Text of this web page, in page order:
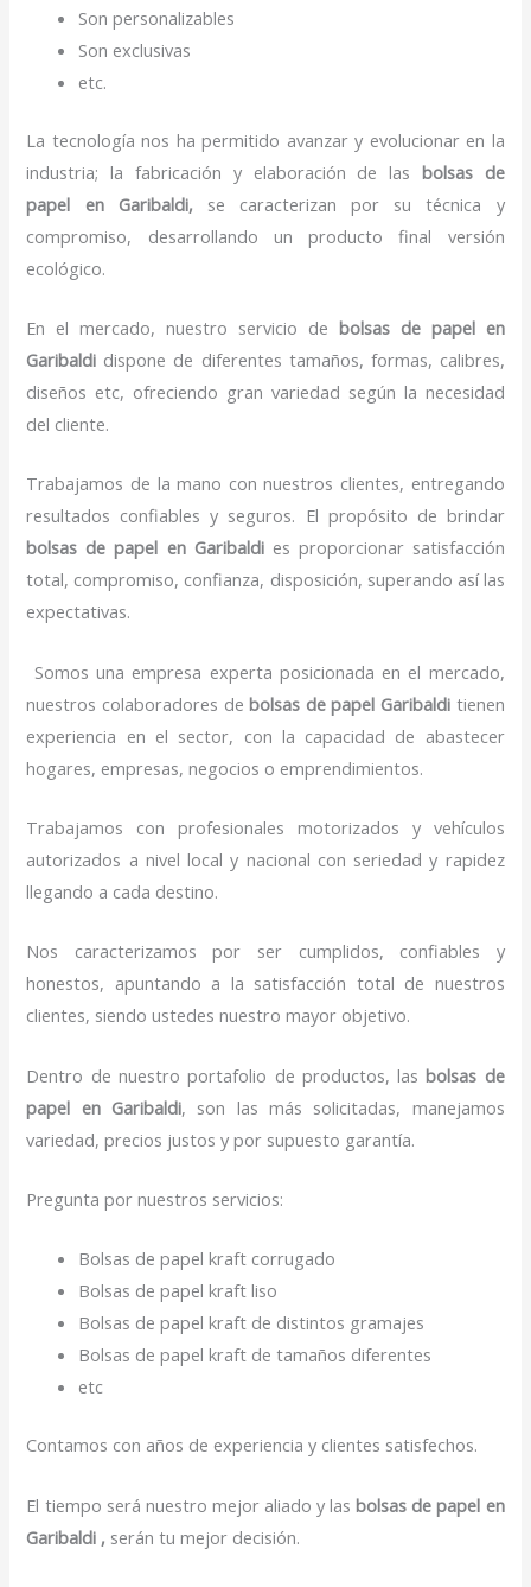
Son personalizables
Son exclusivas
etc.
La tecnología nos ha permitido avanzar y evolucionar en la
industria; la fabricación y elaboración de las bolsas de
papel en Garibaldi, se caracterizan por su técnica y
compromiso, desarrollando un producto final versión
ecológico.
En el mercado, nuestro servicio de bolsas de papel en
Garibaldi dispone de diferentes tamaños, formas, calibres,
diseños etc, ofreciendo gran variedad según la necesidad
del cliente.
Trabajamos de la mano con nuestros clientes, entregando
resultados confiables y seguros. El propósito de brindar
bolsas de papel en Garibaldies proporcionar satisfacción
total, compromiso, confianza, disposición, superando así las
expectativas.
Somos una empresa experta posicionada en el mercado,
nuestros colaboradores debolsas de papel Garibaldi tienen
experiencia en el sector, con la capacidad de abastecer
hogares, empresas, negocios o emprendimientos.
Trabajamos con profesionales motorizados y vehículos
autorizados a nivel local y nacional con seriedad y rapidez
llegando a cada destino.
Nos caracterizamos por ser cumplidos, confiables y
honestos, apuntando a la satisfacción total de nuestros
clientes, siendo ustedes nuestro mayor objetivo.
Dentro de nuestro portafolio de productos, lasbolsas de
papel en Garibaldi, son las más solicitadas, manejamos
variedad, precios justos y por supuesto garantía.
Pregunta por nuestros servicios:
Bolsas de papel kraft corrugado
Bolsas de papel kraft liso
Bolsas de papel kraft de distintos gramajes
Bolsas de papel kraft de tamaños diferentes
etc
Contamos con años de experiencia y clientes satisfechos.
El tiempo será nuestro mejor aliado y lasbolsas de papel en
Garibaldi , serán tu mejor decisión.